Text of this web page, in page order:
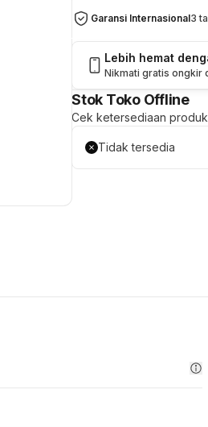
Garansi Internasional3
Lebih hemat
Nikmati gratis ongkir
Stok Toko Offline
Cek ketersediaan
Tidak tersedia